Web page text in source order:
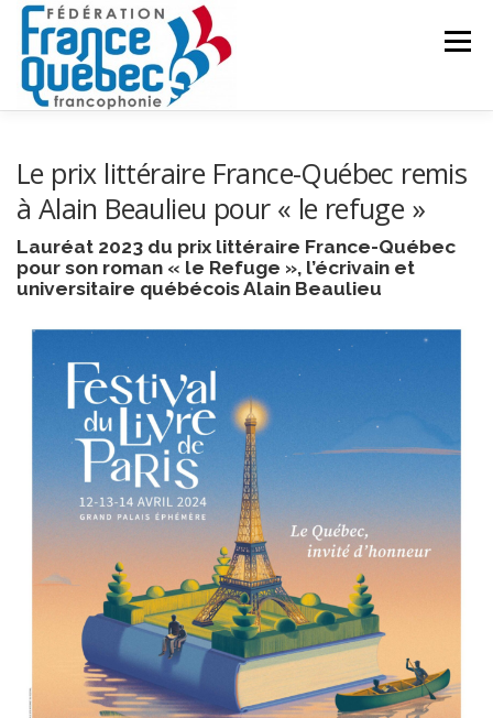
Aller
contenu
Menu
Le prix littéraire France-Québec remis
à Alain Beaulieu pour « le refuge »
Lauréat 2023 du prix littéraire France-Québec
pour son roman « le Refuge », l’écrivain et
universitaire québécois Alain Beaulieu